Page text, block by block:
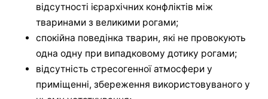
відсутності ієрархічних конфліктів між
тваринами з великими рогами;
спокійна поведінка тварин, які не провокують
одна одну при випадковому дотику рогами;
відсутність стресогенної атмосфери у
приміщенні, збереження використовуваного у